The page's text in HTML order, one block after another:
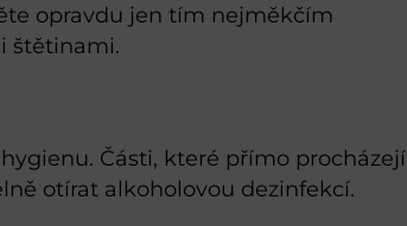
opravdu jen tím nejměkčím
štětinami.
Části, které přímo procházejí
otírat alkoholovou dezinfekcí.